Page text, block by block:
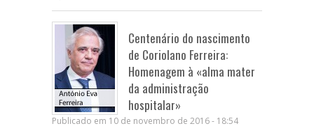
Centenário do nascimento
de Coriolano Ferreira:
Homenagem à «alma mater
da administração
hospitalar»
Publicado em 10 de novembro de 2016 - 18:54